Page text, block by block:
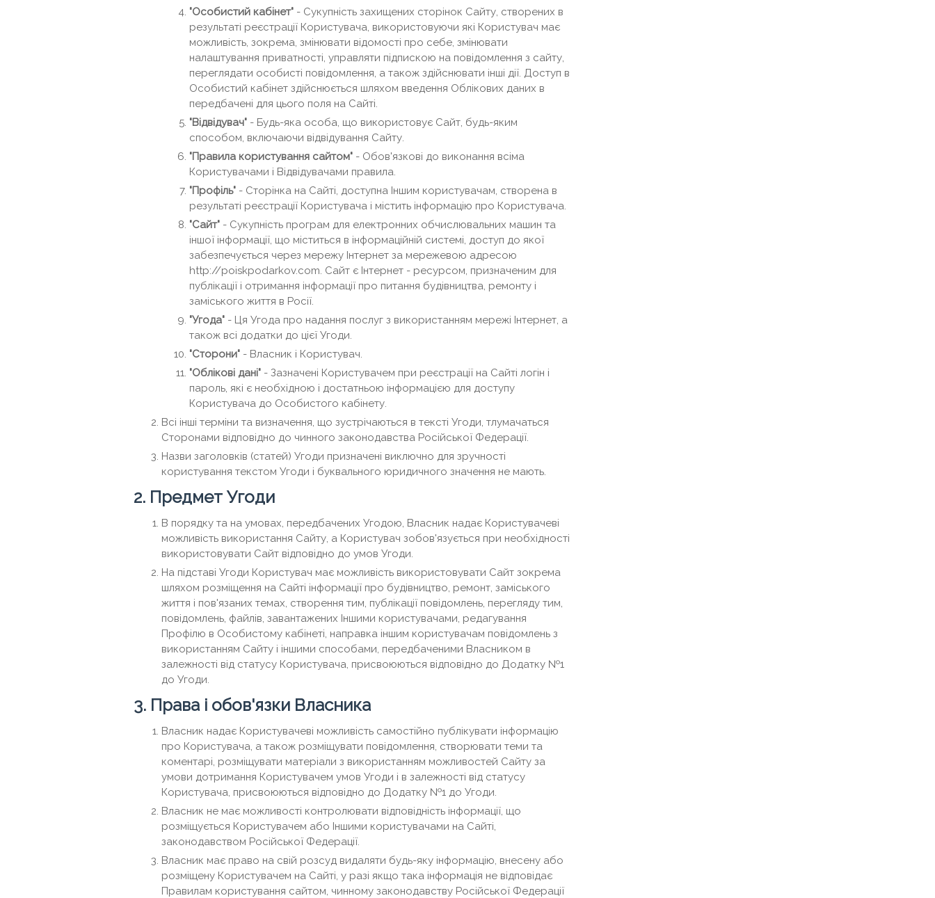
"Особистий кабінет" - Сукупність захищених сторінок Сайту, створених в
результаті реєстрації Користувача, використовуючи які Користувач має
можливість, зокрема, змінювати відомості про себе, змінювати
налаштування приватності, управляти підпискою на повідомлення з сайту,
переглядати особисті повідомлення, а також здійснювати інші дії. Доступ в
Особистий кабінет здійснюється шляхом введення Облікових даних в
передбачені для цього поля на Сайті.
"Відвідувач" - Будь-яка особа, що використовує Сайт, будь-яким
способом, включаючи відвідування Сайту.
"Правила користування сайтом" - Обов'язкові до виконання всіма
Користувачами і Відвідувачами правила.
"Профіль" - Сторінка на Сайті, доступна Іншим користувачам, створена в
результаті реєстрації Користувача і містить інформацію про Користувача.
"Сайт" - Сукупність програм для електронних обчислювальних машин та
іншої інформації, що міститься в інформаційній системі, доступ до якої
забезпечується через мережу Інтернет за мережевою адресою
http://poiskpodarkov.com. Сайт є Інтернет - ресурсом, призначеним для
публікації і отримання інформації про питання будівництва, ремонту і
заміського життя в Росії.
"Угода" - Ця Угода про надання послуг з використанням мережі Інтернет, а
також всі додатки до цієї Угоди.
"Сторони" - Власник і Користувач.
"Облікові дані" - Зазначені Користувачем при реєстрації на Сайті логін і
пароль, які є необхідною і достатньою інформацією для доступу
Користувача до Особистого кабінету.
Всі інші терміни та визначення, що зустрічаються в тексті Угоди, тлумачаться
Сторонами відповідно до чинного законодавства Російської Федерації.
Назви заголовків (статей) Угоди призначені виключно для зручності
користування текстом Угоди і буквального юридичного значення не мають.
2. Предмет Угоди
В порядку та на умовах, передбачених Угодою, Власник надає Користувачеві
можливість використання Сайту, а Користувач зобов'язується при необхідності
використовувати Сайт відповідно до умов Угоди.
На підставі Угоди Користувач має можливість використовувати Сайт зокрема
шляхом розміщення на Сайті інформації про будівництво, ремонт, заміського
життя і пов'язаних темах, створення тим, публікації повідомлень, перегляду тим,
повідомлень, файлів, завантажених Іншими користувачами, редагування
Профілю в Особистому кабінеті, направка іншим користувачам повідомлень з
використанням Сайту і іншими способами, передбаченими Власником в
залежності від статусу Користувача, присвоюються відповідно до Додатку №1
до Угоди.
3. Права і обов'язки Власника
Власник надає Користувачеві можливість самостійно публікувати інформацію
про Користувача, а також розміщувати повідомлення, створювати теми та
коментарі, розміщувати матеріали з використанням можливостей Сайту за
умови дотримання Користувачем умов Угоди і в залежності від статусу
Користувача, присвоюються відповідно до Додатку №1 до Угоди.
Власник не має можливості контролювати відповідність інформації, що
розміщується Користувачем або Іншими користувачами на Сайті,
законодавством Російської Федерації.
Власник має право на свій розсуд видаляти будь-яку інформацію, внесену або
розміщену Користувачем на Сайті, у разі якщо така інформація не відповідає
Правилам користування сайтом, чинному законодавству Російської Федерації